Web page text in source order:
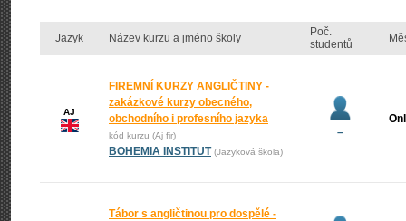
Jazyk Název kurzu a jméno školy
Poč.
studentů
AJ
FIREMNÍ KURZY ANGLIČTINY -
zakázkové kurzy obecného,
obchodního i profesního jazyka
kód kurzu (Aj fir)
BOHEMIA INSTITUT (Jazyková škola)
–
Tábor s angličtinou pro dospělé -